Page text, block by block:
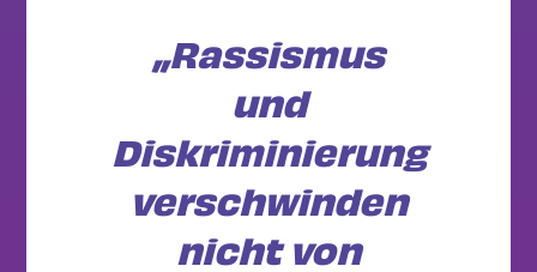
„Rassismus
und
Diskriminierung
verschwinden
nicht von